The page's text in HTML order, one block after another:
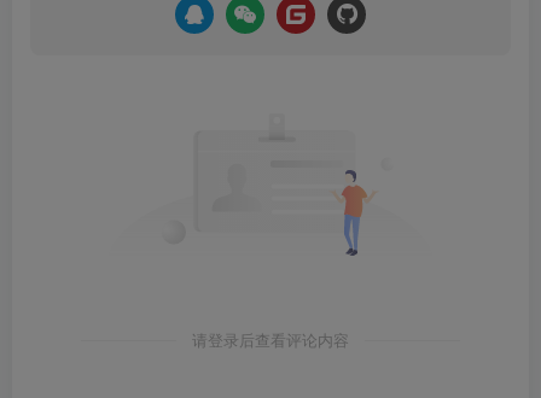
请登录后查看评论内容